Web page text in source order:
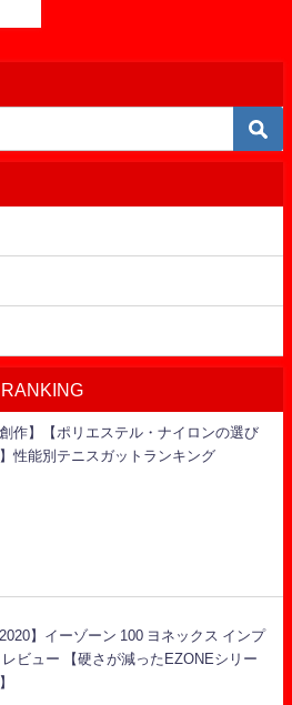
創作】【ポリエステル・ナイロンの選び
性能別テニスガットランキング
2020】イーゾーン 100 ヨネックス インプ
レビュー 【硬さが減ったEZONEシリー